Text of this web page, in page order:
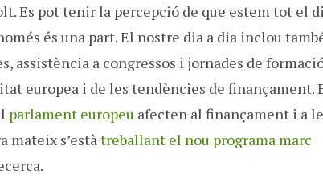
Es pot tenir la percepció de que estem tot el
és una part. El nostre dia a dia inclou
assistència a congressos i jornades de
europea i de les tendències de finançament.
parlament europeu afecten al finançament i a
mateix s’està treballant el nou programa marc